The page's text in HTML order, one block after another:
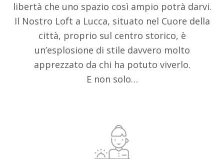
libertà che uno spazio così ampio potrà darvi.
Il Nostro Loft a Lucca, situato nel Cuore della
città, proprio sul centro storico, è
un’esplosione di stile davvero molto
apprezzato da chi ha potuto viverlo.
E non solo…